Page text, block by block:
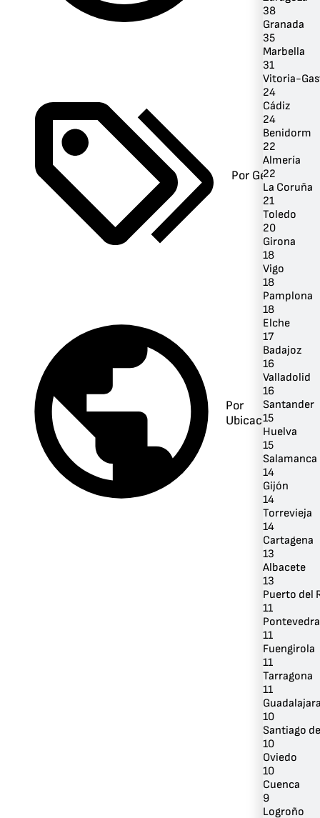
Por Género
Por
Ubicación
38
Granada
35
Marbella
31
Vitoria-
24
Cádiz
24
Benidorm
22
Almería
22
La Coruña
21
Toledo
20
Girona
18
Vigo
18
Pamplona
18
Elche
17
Badajoz
16
Valladolid
16
Santander
15
Huelva
15
Salamanca
14
Gijón
14
Torrevieja
14
Cartagena
13
Albacete
13
Puerto del
11
Pontevedra
11
Fuengirola
11
Tarragona
11
10
Santiago
10
Oviedo
10
Cuenca
9
Logroño